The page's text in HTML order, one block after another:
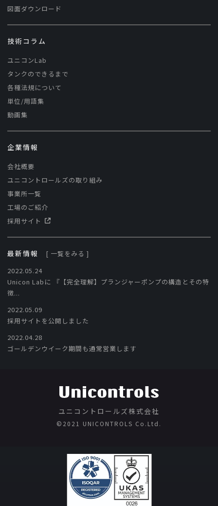
図面ダウンロード
技術コラム
ユニコンLab
タンクのできるまで
各種法規について
単位/用語集
動画集
企業情報
会社概要
ユニコントロールズの取り組み
事業所一覧
工場のご紹介
採用サイト
最新情報
[ 一覧をみる ]
2022.05.24
Unicon Labに​ 『【完全理解】プランジャーポンプの構造とその特
徴...
2022.05.09
採用サイトを公開しました
2022.04.28
ゴールデンウイーク期間も通常営業します
ユニコントロールズ株式会社
©️2021 UNICONTROLS Co.Ltd.